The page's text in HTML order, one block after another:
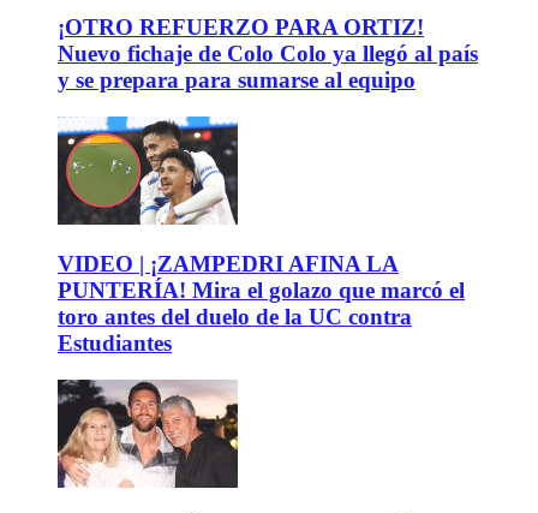
¡OTRO REFUERZO PARA ORTIZ!
Nuevo fichaje de Colo Colo ya llegó al país
y se prepara para sumarse al equipo
VIDEO | ¡ZAMPEDRI AFINA LA
PUNTERÍA! Mira el golazo que marcó el
toro antes del duelo de la UC contra
Estudiantes